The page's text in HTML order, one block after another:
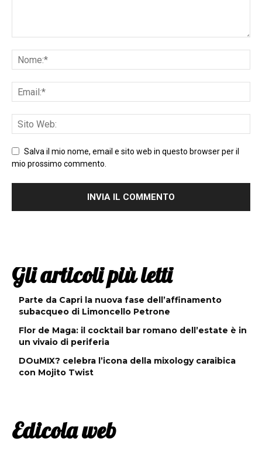
Salva il mio nome, email e sito web in questo browser per il
mio prossimo commento.
Gli articoli più letti
Parte da Capri la nuova fase dell’affinamento
subacqueo di Limoncello Petrone
Flor de Maga: il cocktail bar romano dell’estate è in
un vivaio di periferia
DOuMIX? celebra l’icona della mixology caraibica
con Mojito Twist
Edicola web